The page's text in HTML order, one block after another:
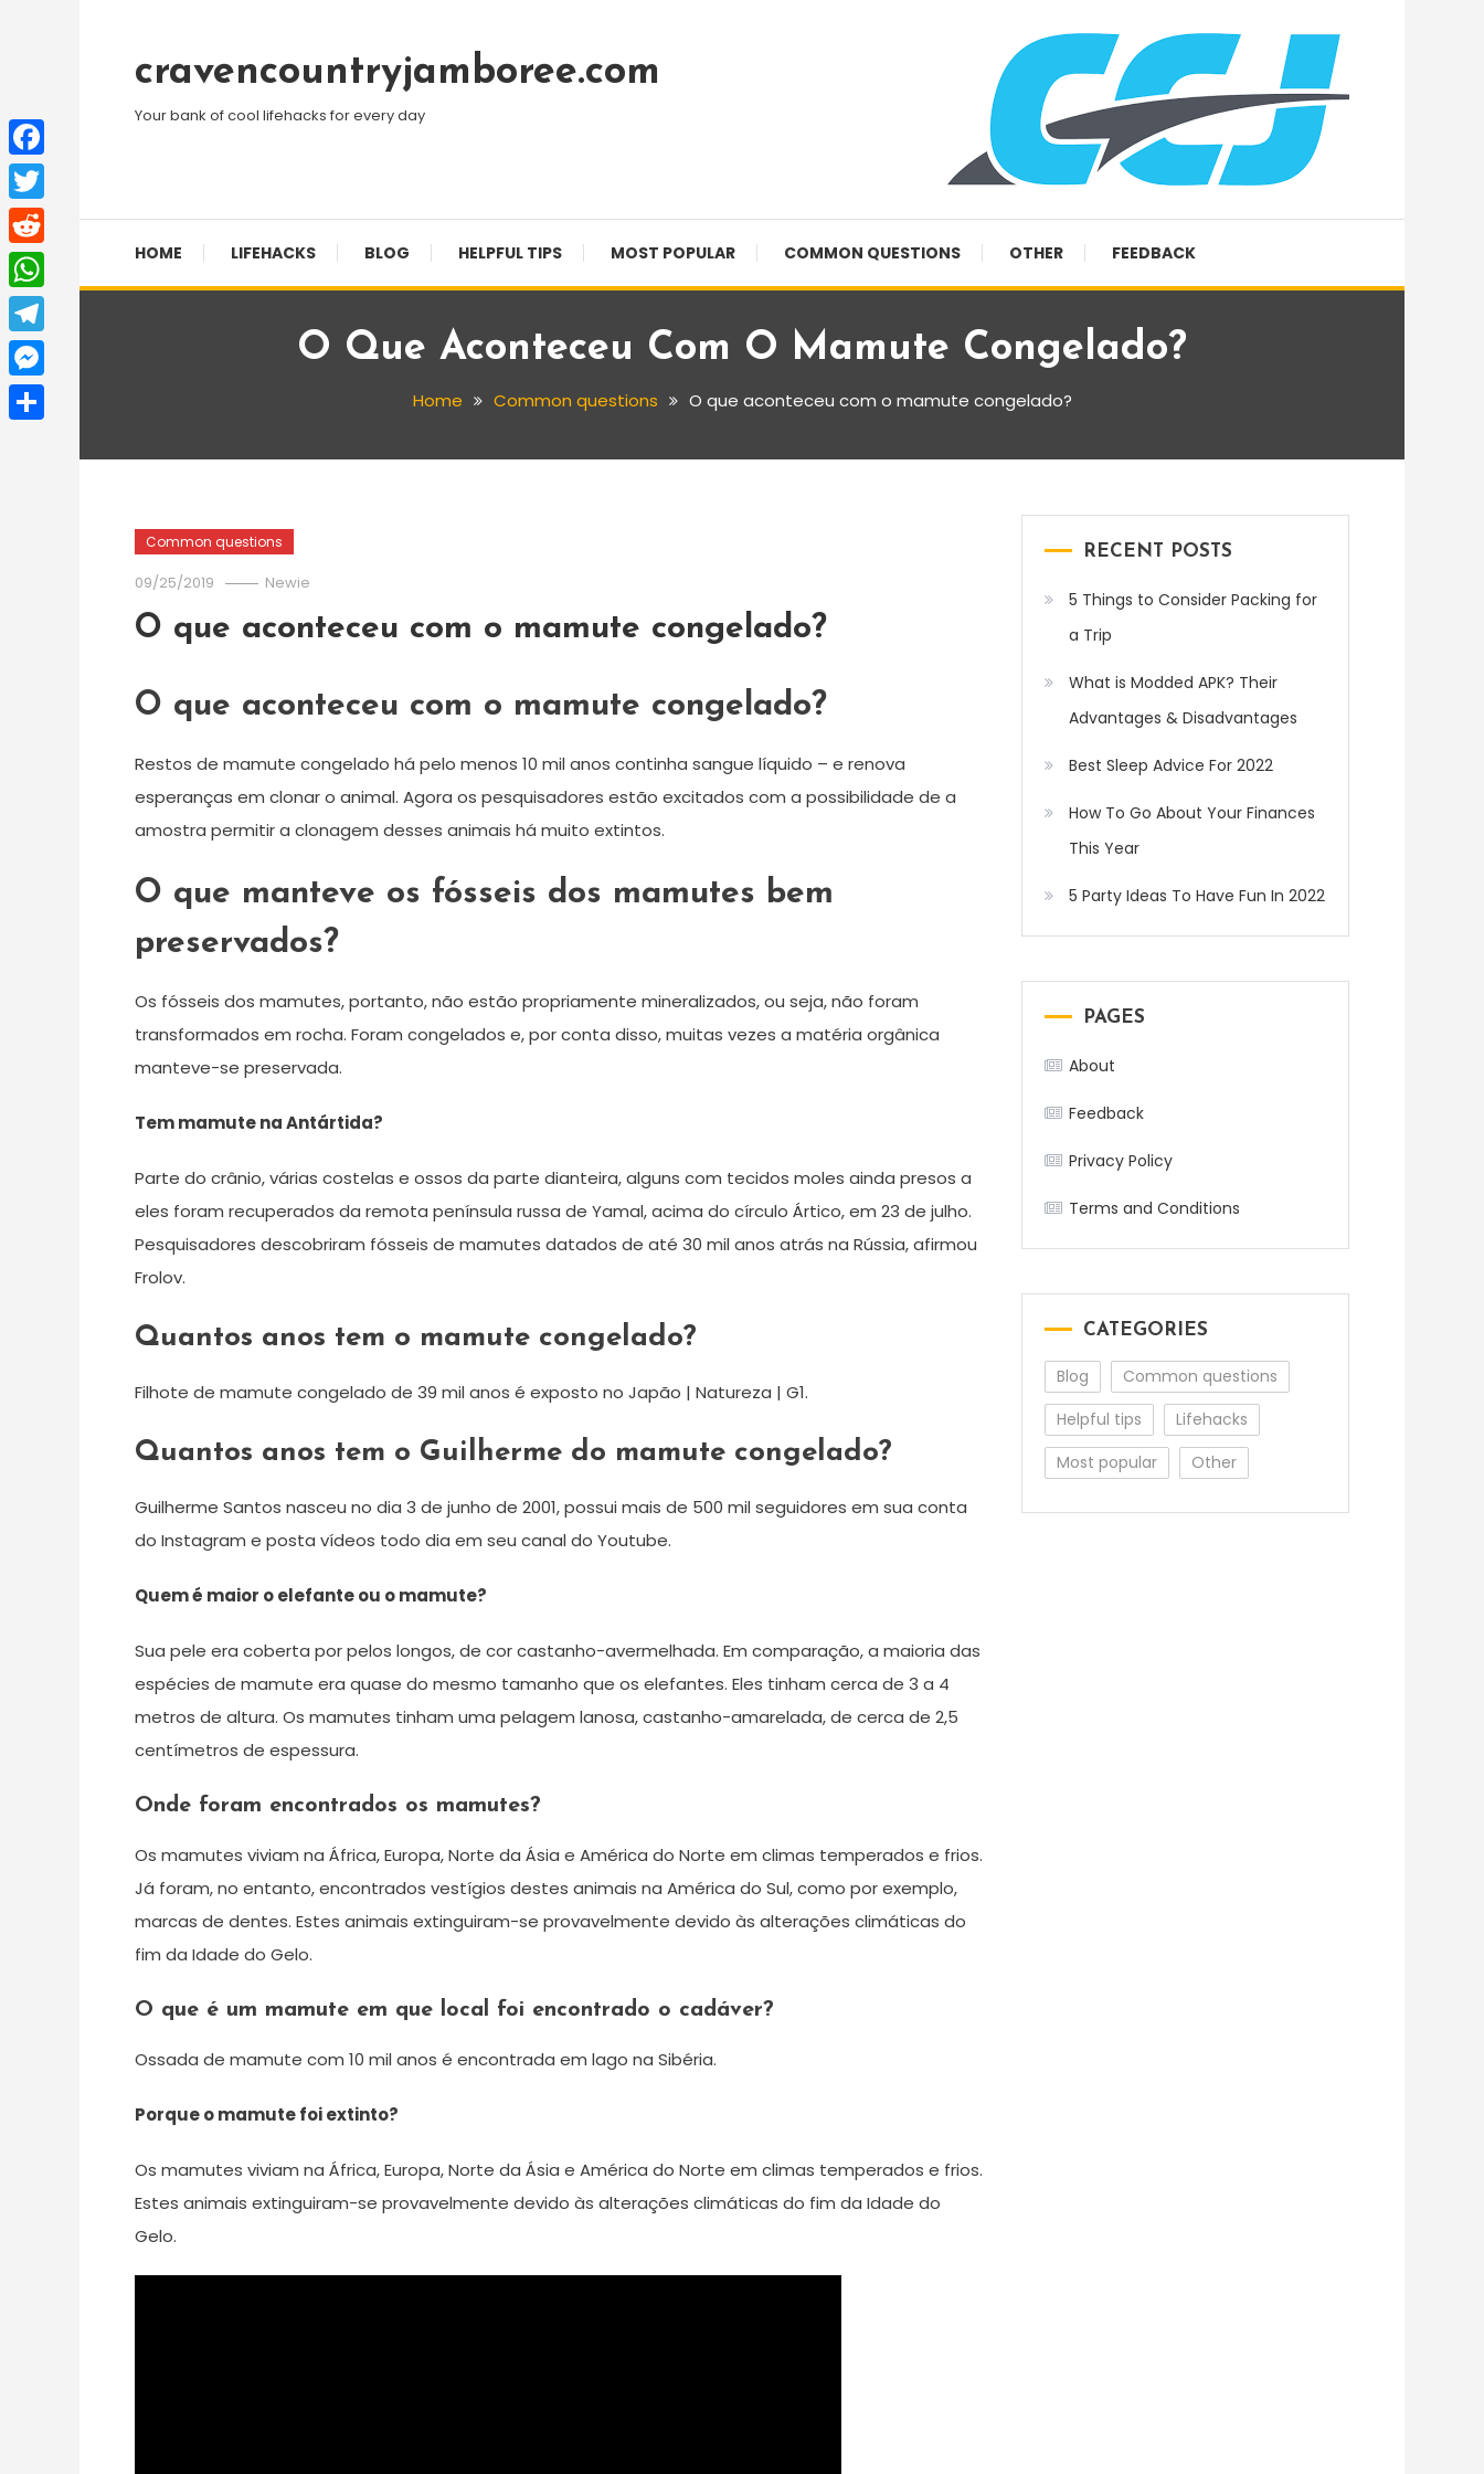
Contentcravencountryjamboree.com
Your bank of cool lifehacks for every day
HOME LIFEHACKS BLOG HELPFUL TIPS MOST POPULAR COMMON QUESTIONS OTHER FEEDBACK
O Que Aconteceu Com O Mamute Congelado?
Home Common questions O que aconteceu com o mamute congelado?
Common questions
09/25/2019 Newie
O que aconteceu com o mamute congelado?
O que aconteceu com o mamute congelado?
Restos de mamute congelado há pelo menos 10 mil anos continha sangue líquido – e renova
esperanças em clonar o animal. Agora os pesquisadores estão excitados com a possibilidade de a
amostra permitir a clonagem desses animais há muito extintos.
O que manteve os fósseis dos mamutes bem
preservados?
Os fósseis dos mamutes, portanto, não estão propriamente mineralizados, ou seja, não foram
transformados em rocha. Foram congelados e, por conta disso, muitas vezes a matéria orgânica
manteve-se preservada.
Tem mamute na Antártida?
Parte do crânio, várias costelas e ossos da parte dianteira, alguns com tecidos moles ainda presos a
eles foram recuperados da remota península russa de Yamal, acima do círculo Ártico, em 23 de julho.
Pesquisadores descobriram fósseis de mamutes datados de até 30 mil anos atrás na Rússia, afirmou
Frolov.
Quantos anos tem o mamute congelado?
Filhote de mamute congelado de 39 mil anos é exposto no Japão | Natureza | G1.
Quantos anos tem o Guilherme do mamute congelado?
Guilherme Santos nasceu no dia 3 de junho de 2001, possui mais de 500 mil seguidores em sua conta
do Instagram e posta vídeos todo dia em seu canal do Youtube.
Quem é maior o elefante ou o mamute?
Sua pele era coberta por pelos longos, de cor castanho-avermelhada. Em comparação, a maioria das
espécies de mamute era quase do mesmo tamanho que os elefantes. Eles tinham cerca de 3 a 4
metros de altura. Os mamutes tinham uma pelagem lanosa, castanho-amarelada, de cerca de 2,5
centímetros de espessura.
Onde foram encontrados os mamutes?
Os mamutes viviam na África, Europa, Norte da Ásia e América do Norte em climas temperados e frios.
Já foram, no entanto, encontrados vestígios destes animais na América do Sul, como por exemplo,
marcas de dentes. Estes animais extinguiram-se provavelmente devido às alterações climáticas do
fim da Idade do Gelo.
O que é um mamute em que local foi encontrado o cadáver?
Ossada de mamute com 10 mil anos é encontrada em lago na Sibéria.
Porque o mamute foi extinto?
Os mamutes viviam na África, Europa, Norte da Ásia e América do Norte em climas temperados e frios.
Estes animais extinguiram-se provavelmente devido às alterações climáticas do fim da Idade do
Gelo.
RECENT POSTS
5 Things to Consider Packing for
a Trip
What is Modded APK? Their
Advantages & Disadvantages
Best Sleep Advice For 2022
How To Go About Your Finances
This Year
5 Party Ideas To Have Fun In 2022
PAGES
About
Feedback
Privacy Policy
Terms and Conditions
CATEGORIES
Blog
Common questions
Helpful tips
Lifehacks
Most popular
Other
Facebook
Twitter
Reddit
WhatsApp
Telegram
Messenger